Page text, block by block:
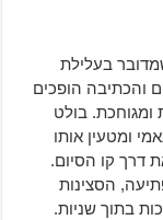
בעלילת
והכתיבה הופכים
בולט
ומטעין אותו
דרך קו הסיום.
הסצינות
בתוך שניות.